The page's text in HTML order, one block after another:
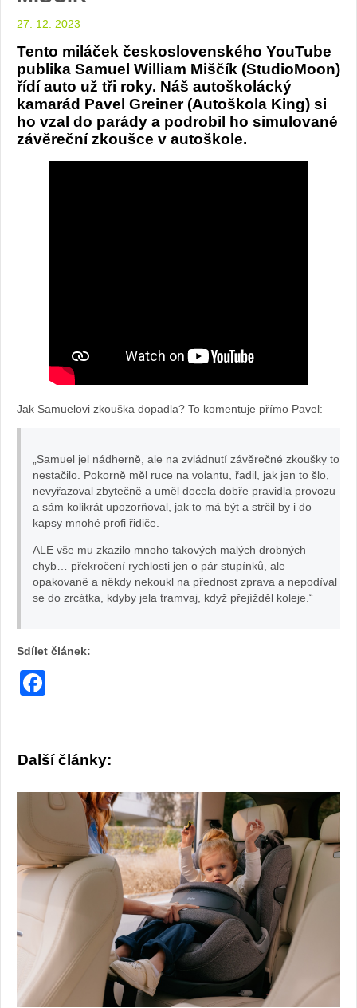
27. 12. 2023
Tento miláček československého YouTube
publika Samuel William Miščík (StudioMoon)
řídí auto už tři roky. Náš autoškolácký
kamarád Pavel Greiner (Autoškola King) si
ho vzal do parády a podrobil ho simulované
závěreční zkoušce v autoškole.
Jak Samuelovi zkouška dopadla? To komentuje přímo Pavel:
„Samuel jel nádherně, ale na zvládnutí závěrečné zkoušky to
nestačilo. Pokorně měl ruce na volantu, řadil, jak jen to šlo,
nevyřazoval zbytečně a uměl docela dobře pravidla provozu
a sám kolikrát upozorňoval, jak to má být a strčil by i do
kapsy mnohé profi řidiče.
ALE vše mu zkazilo mnoho takových malých drobných
chyb… překročení rychlosti jen o pár stupínků, ale
opakovaně a někdy nekoukl na přednost zprava a nepodíval
se do zrcátka, kdyby jela tramvaj, když přejížděl koleje.“
Sdílet článek:
Další články: